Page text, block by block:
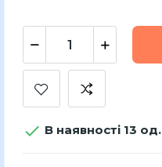
 В наявності 13 од.